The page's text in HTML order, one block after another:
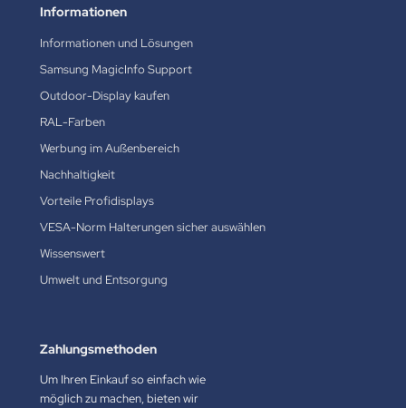
Informationen
Informationen und Lösungen
Samsung MagicInfo Support
Outdoor-Display kaufen
RAL-Farben
Werbung im Außenbereich
Nachhaltigkeit
Vorteile Profidisplays
VESA-Norm Halterungen sicher auswählen
Wissenswert
Umwelt und Entsorgung
Zahlungsmethoden
Um Ihren Einkauf so einfach wie
möglich zu machen, bieten wir